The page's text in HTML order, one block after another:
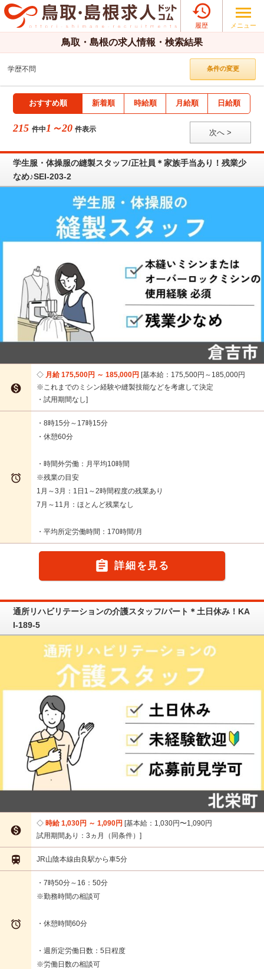

履歴 メニュー
鳥取・島根の求人情報・検索結果
学歴不問 条件の変更
おすすめ順 新着順 時給順 月給順 日給順
215 件中 1～20 件表示 次へ >
学生服・体操服の縫製スタッフ/正社員＊家族手当あり！残業少
なめ♪SEI-203-2

月給 175,500円 ～ 185,000円 基本給：175,500円～185,000円
※これまでのミシン経験や縫製技能などを考慮して決定
・試用期間なし

・8時15分～17時15分
・休憩60分
・時間外労働：月平均10時間
※残業の目安
1月～3月：1日1～2時間程度の残業あり
7月～11月：ほとんど残業なし
・平均所定労働時間：170時間/月
 詳細を見る
通所リハビリテーションの介護スタッフ/パート＊土日休み！KA
I-189-5

時給 1,030円 ～ 1,090円 基本給：1,030円〜1,090円
試用期間あり：3ヵ月（同条件）
 JR山陰本線由良駅から車5分

・7時50分～16：50分
※勤務時間の相談可
・休憩時間60分
・週所定労働日数：5日程度
※労働日数の相談可